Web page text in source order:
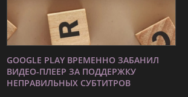
GOOGLE PLAY ВРЕМЕННО ЗАБАНИЛ
ВИДЕО-ПЛЕЕР ЗА ПОДДЕРЖКУ
НЕПРАВИЛЬНЫХ СУБТИТРОВ